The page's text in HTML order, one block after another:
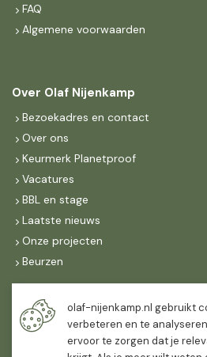
FAQ
Algemene voorwaarden
Over Olaf Nijenkamp
Bezoekadres en contact
Over ons
Keurmerk Planetproof
Vacatures
BBL en stage
Laatste nieuws
Onze projecten
Beurzen
Maandag t/m vrijdag
07:30-
16:30
olaf-nijenkamp.nl gebruikt
verbeteren en te
ervoor te zorgen dat je